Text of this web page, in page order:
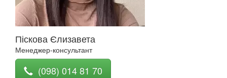
Піскова Єлизавета
Менеджер-консультант
(098) 014 81 70